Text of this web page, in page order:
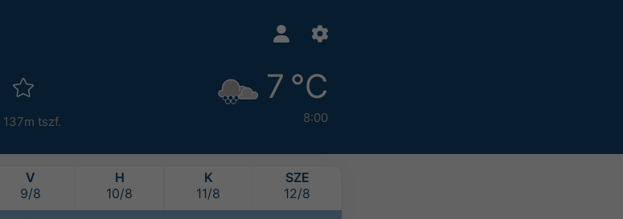
137m tszf.
7 °C
8:00
V
9/8
H
10/8
K
11/8
SZE
12/8